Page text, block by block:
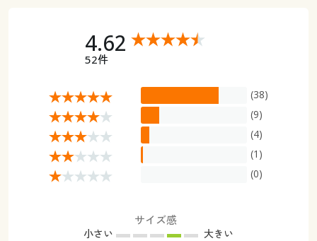
4.62
52件
(38)
(9)
(4)
(1)
(0)
サイズ感
小さい 大きい